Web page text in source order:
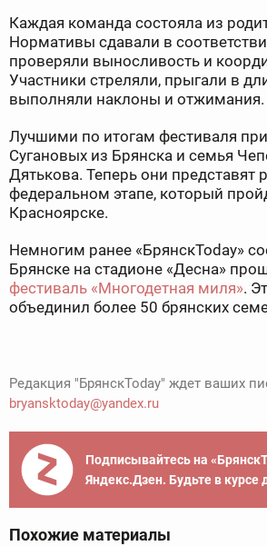
Каждая команда состояла из
Нормативы сдавали в
проверяли выносливость и
Участники стреляли, прыгали в
выполняли наклоны и отжимания.
Лучшими по итогам фестиваля
Сугановых из Брянска и семья
Дятькова. Теперь они представят
федеральном этапе, который
Красноярске.
Немногим ранее «БрянскToday»
Брянске на стадионе «Десна»
фестиваль «Многодетная миля».
объединил более 50 брянских
Редакция "БрянскToday" ждет ваших
bryansktoday@yandex.ru
Подписывайтесь на
Яндекс.Дзен. Будьте в курсе
Похожие материалы